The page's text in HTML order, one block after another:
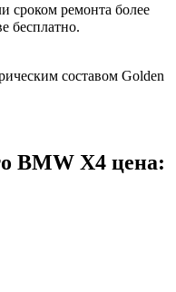
ремонта более
бесплатно.
составом Golden
BMW X4 цена: